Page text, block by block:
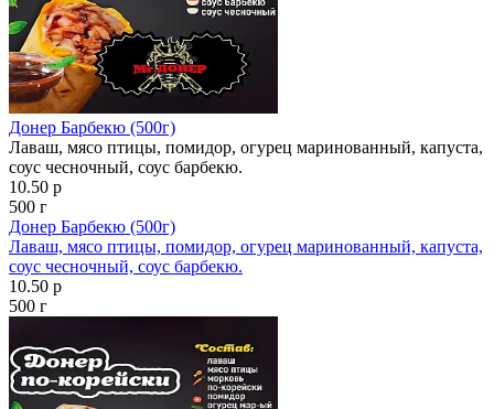
Донер Барбекю (500г)
Лаваш, мясо птицы, помидор, огурец маринованный, капуста,
соус чесночный, соус барбекю.
10.50 р
500 г
Донер Барбекю (500г)
Лаваш, мясо птицы, помидор, огурец маринованный, капуста,
соус чесночный, соус барбекю.
10.50 р
500 г